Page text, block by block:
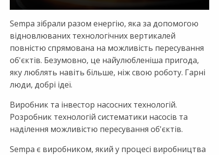
Sempa зібрали разом енергію, яка за допомогою
відновлюваних технологічних вертикалей
повністю спрямована на можливість пересування
об'єктів. Безумовно, це найулюбленіша пригода,
яку люблять навіть більше, ніж свою роботу. Гарні
люди, добрі ідеї.
Виробник та інвестор насосних технологій.
Розробник технологій систематики насосів та
наділення можливістю пересування об'єктів.
Sempa є виробником, який у процесі виробництва